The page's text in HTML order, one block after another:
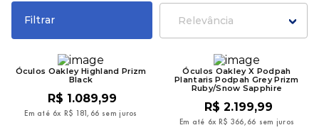
Filtrar Relevância
Óculos Oakley Highland Prizm
Black
R$ 1.089,99
Em até 6x R$ 181, 66 sem juros
Óculos Oakley X Podpah
Plantaris Podpah Grey Prizm
Ruby/Snow Sapphire
R$ 2.199,99
Em até 6x R$ 366, 66 sem juros
tenis
regata
8º vans